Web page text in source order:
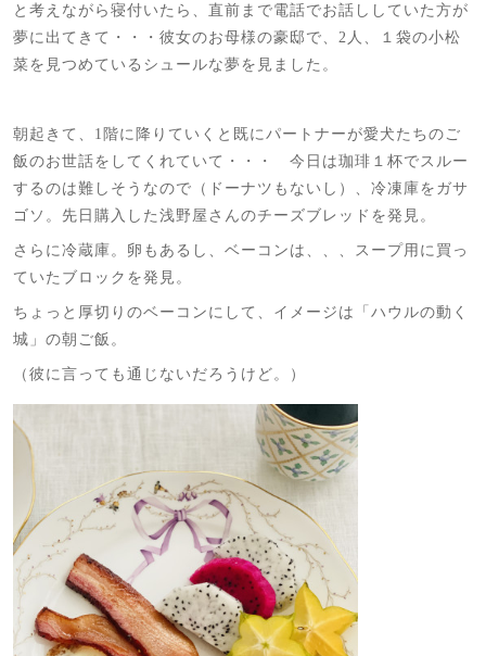
と考えながら寝付いたら、直前まで電話でお話ししていた方が
夢に出てきて・・・彼女のお母様の豪邸で、2人、１袋の小松
菜を見つめているシュールな夢を見ました。
朝起きて、1階に降りていくと既にパートナーが愛犬たちのご
飯のお世話をしてくれていて・・・ 今日は珈琲１杯でスルー
するのは難しそうなので（ドーナツもないし）、冷凍庫をガサ
ゴソ。先日購入した浅野屋さんのチーズブレッドを発見。
さらに冷蔵庫。卵もあるし、ベーコンは、、、スープ用に買っ
ていたブロックを発見。
ちょっと厚切りのベーコンにして、イメージは「ハウルの動く
城」の朝ご飯。
（彼に言っても通じないだろうけど。）